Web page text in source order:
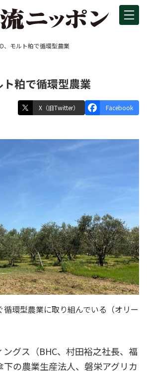
、モルト粕で循環型農業
粕で循環型農業
X（旧Twitter） Facebook
環型農業に取り組んでいる（オリー
グス（BHC、村田裕之社長、福
の農業生産法人、磐栄アグリカ